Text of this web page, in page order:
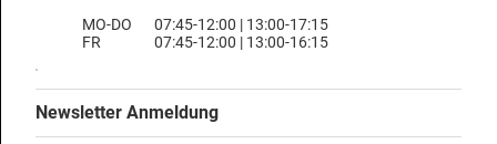
MO-DO
FR
07:45-12:00 | 13:00-17:15
07:45-12:00 | 13:00-16:15
Newsletter Anmeldung